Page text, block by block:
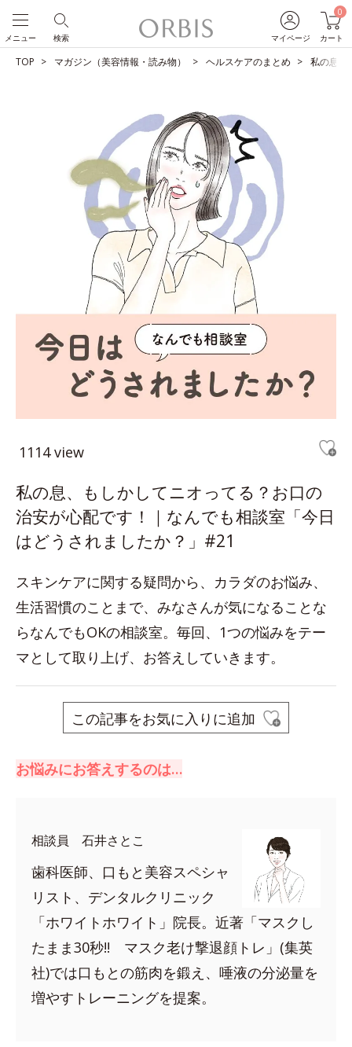
マイページ
0
カート
検索
メニュー
TOP マガジン（美容情報・読み物） ヘルスケアのまとめ 私の息、
1114 view
私の息、もしかしてニオってる？お口の
治安が心配です！｜なんでも相談室「今日
はどうされましたか？」#21
スキンケアに関する疑問から、カラダのお悩み、
生活習慣のことまで、みなさんが気になることな
らなんでもOKの相談室。毎回、1つの悩みをテー
マとして取り上げ、お答えしていきます。
この記事をお気に入りに追加
お悩みにお答えするのは…
相談員 石井さとこ
歯科医師、口もと美容スペシャ
リスト、デンタルクリニック
「ホワイトホワイト」院長。近著「マスクし
たまま30秒!! マスク老け撃退顔トレ」(集英
社)では口もとの筋肉を鍛え、唾液の分泌量を
増やすトレーニングを提案。